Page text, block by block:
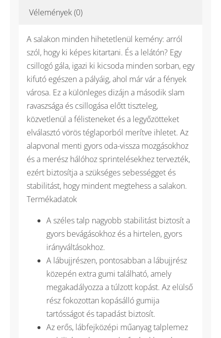
Vélemények (0)
A salakon minden hihetetlenül kemény: arról
szól, hogy ki képes kitartani. És a lelátón? Egy
csillogó gála, igazi ki kicsoda minden sorban, egy
kifutó egészen a pályáig, ahol már vár a fények
városa. Ez a különleges dizájn a második slam
ravaszsága és csillogása előtt tiszteleg,
közvetlenül a félisteneket és a legyőzötteket
elválasztó vörös téglaporból merítve ihletet. Az
alapvonal menti gyors oda-vissza mozgásokhoz
és a merész hálóhoz sprintelésekhez tervezték,
ezért biztosítja a szükséges sebességget és
stabilitást, hogy mindent megtehess a salakon.
Termékadatok
A széles talp nagyobb stabilitást biztosít a
gyors bevágásokhoz és a hirtelen, gyors
irányváltásokhoz.
A lábujjrészen, pontosabban a lábujjrész
közepén extra gumi található, amely
megakadályozza a túlzott kopást. Az elülső
rész fokozottan kopásálló gumija
tartósságot és tapadást biztosít.
Az erős, lábfejközépi műanyag talplemez